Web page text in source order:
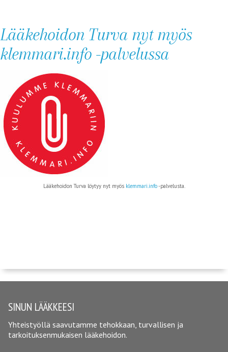
Lääkehoidon Turva nyt myös
klemmari.info -palvelussa
Lääkehoidon Turva löytyy nyt myös klemmari.info-palvelusta.
SINUN LÄÄKKEESI
Yhteistyöllä saavutamme tehokkaan, turvallisen ja
tarkoituksenmukaisen lääkehoidon.